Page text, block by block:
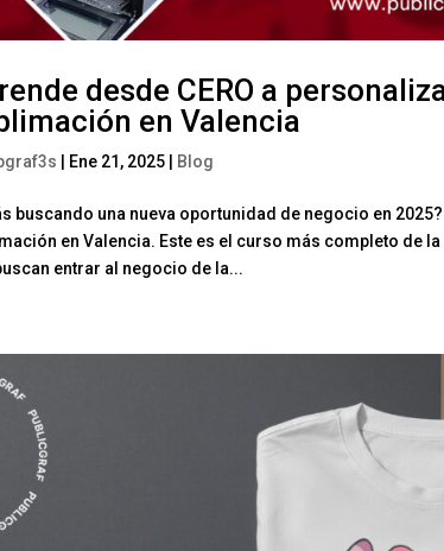
desde CERO a
en Valencia
Ene 21, 2025 Blog
buscando una nueva oportunidad de negocio en
en Valencia. Este es el curso más completo de
entrar al negocio de la...